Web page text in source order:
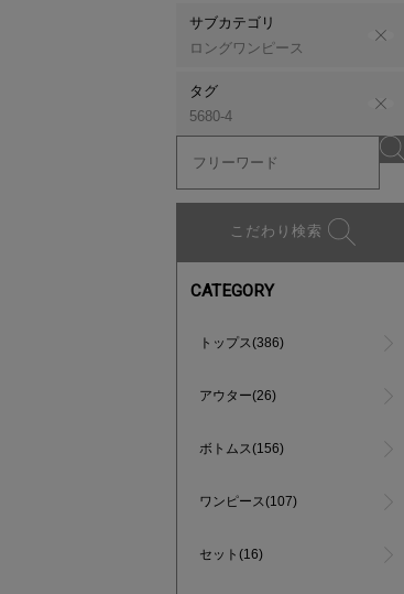
サブカテゴリ
ロングワンピース
タグ
5680-4
こだわり検索
CATEGORY
トップス(386)
アウター(26)
ボトムス(156)
ワンピース(107)
セット(16)